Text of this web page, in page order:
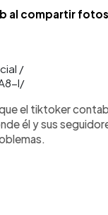
al compartir fotos
/
l/
el tiktoker
él y sus